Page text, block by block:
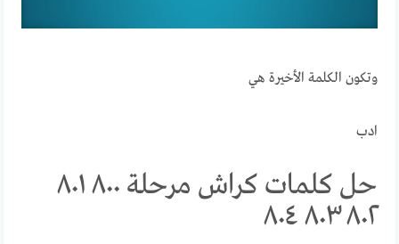
وتكون الكلمة الأخيرة هي
ادب
حل كلمات كراش مرحلة ٨٠٠ ٨٠١
٨٠٢ ٨٠٣ ٨٠٤